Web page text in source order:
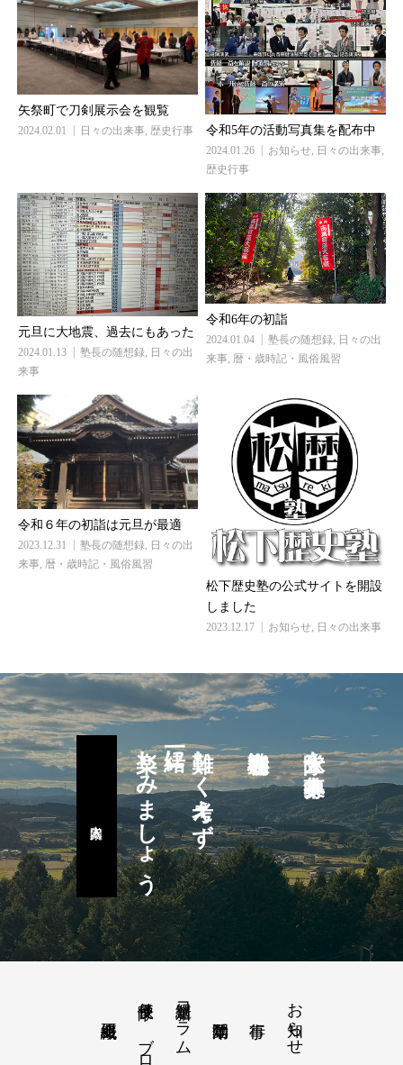
矢祭町で刀剣展示会を観覧
2024.02.01 日々の出来事, 歴史行事 令和5年の活動写真集を配布中
2024.01.26 お知らせ, 日々の出来事,
歴史行事
元旦に大地震、過去にもあった
2024.01.13 塾長の随想録, 日々の出
来事
令和6年の初詣
2024.01.04 塾長の随想録, 日々の出
来事, 暦・歳時記・風俗風習
令和６年の初詣は元旦が最適
2023.12.31 塾長の随想録, 日々の出
来事, 暦・歳時記・風俗風習
松下歴史塾の公式サイトを開設
しました
2023.12.17 お知らせ, 日々の出来事
隊士を募集中
難しく考えず
一緒に
楽しみましょう
お知らせ
新選組コラム
隊長便り－ブログ